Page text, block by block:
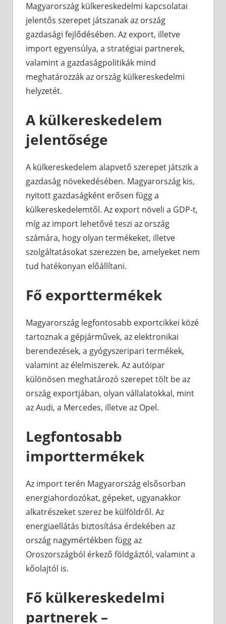
Magyarország külkereskedelmi kapcsolatai
jelentős szerepet játszanak az ország
gazdasági fejlődésében. Az export, illetve
import egyensúlya, a stratégiai partnerek,
valamint a gazdaságpolitikák mind
meghatározzák az ország külkereskedelmi
helyzetét.
A külkereskedelem
jelentősége
A külkereskedelem alapvető szerepet játszik a
gazdaság növekedésében. Magyarország kis,
nyitott gazdaságként erősen függ a
külkereskedelemtől. Az export növeli a GDP-t,
míg az import lehetővé teszi az ország
számára, hogy olyan termékeket, illetve
szolgáltatásokat szerezzen be, amelyeket nem
tud hatékonyan előállítani.
Fő exporttermékek
Magyarország legfontosabb exportcikkei közé
tartoznak a gépjárművek, az elektronikai
berendezések, a gyógyszeripari termékek,
valamint az élelmiszerek. Az autóipar
különösen meghatározó szerepet tölt be az
ország exportjában, olyan vállalatokkal, mint
az Audi, a Mercedes, illetve az Opel.
Legfontosabb
importtermékek
Az import terén Magyarország elsősorban
energiahordozókat, gépeket, ugyanakkor
alkatrészeket szerez be külföldről. Az
energiaellátás biztosítása érdekében az
ország nagymértékben függ az
Oroszországból érkező földgáztól, valamint a
kőolajtól is.
Fő külkereskedelmi
partnerek –